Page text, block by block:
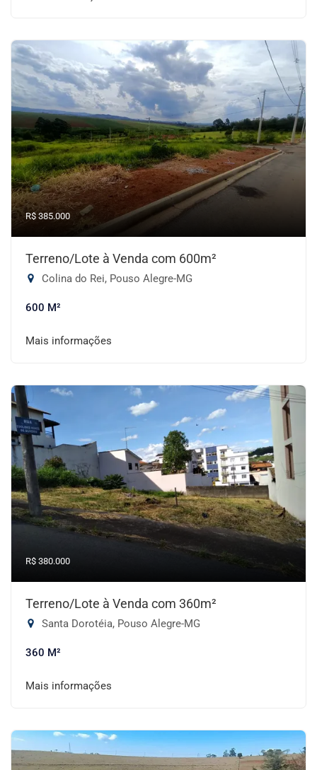
R$ 385.000
Terreno/Lote à Venda com 600m²
Colina do Rei, Pouso Alegre-MG
600 M²
Mais informações
R$ 380.000
Terreno/Lote à Venda com 360m²
Santa Dorotéia, Pouso Alegre-MG
360 M²
Mais informações